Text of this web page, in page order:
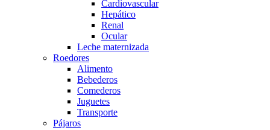
Cardiovascular
Hepático
Renal
Ocular
Leche maternizada
Roedores
Alimento
Bebederos
Comederos
Juguetes
Transporte
Pájaros